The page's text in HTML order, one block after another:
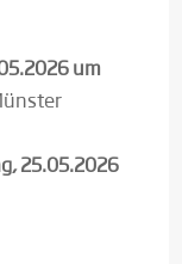
um
25.05.2026